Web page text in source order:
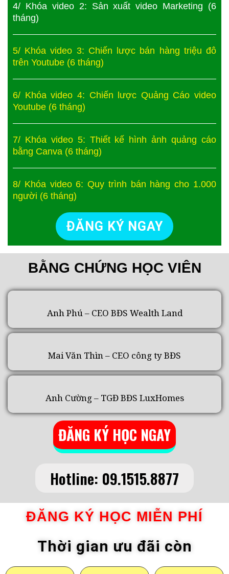
4/ Khóa video 2: Sản xuất video Marketing (6
tháng)
5/ Khóa video 3: Chiến lược bán hàng triệu đô
trên Youtube (6 tháng)
6/ Khóa video 4: Chiến lược Quảng Cáo video
Youtube (6 tháng)
7/ Khóa video 5: Thiết kế hình ảnh quảng cáo
bằng Canva (6 tháng)
8/ Khóa video 6: Quy trình bán hàng cho 1.000
người (6 tháng)
ĐĂNG KÝ NGAY
BẰNG CHỨNG HỌC VIÊN
Anh Phú – CEO BĐS Wealth Land
Mai Văn Thìn – CEO công ty BĐS
Anh Cường – TGĐ BĐS LuxHomes
ĐĂNG KÝ HỌC NGAY
Hotline: 09.1515.8877
ĐĂNG KÝ HỌC MIỄN PHÍ
Thời gian ưu đãi còn